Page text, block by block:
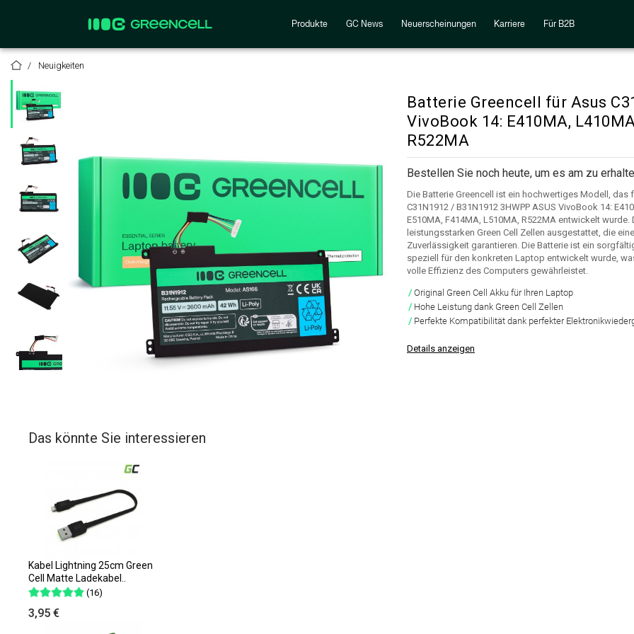
Produkte GC News Neuerscheinungen Karriere Für B2B
Neuigkeiten
Batterie Greencell für Asus
VivoBook 14: E410MA,
R522MA
Bestellen Sie noch heute, um es am zu
Die Batterie Greencell ist ein hochwertiges Modell, das
C31N1912 / B31N1912 3HWPP ASUS VivoBook 14:
E510MA, F414MA, L510MA, R522MA entwickelt
leistungsstarken Green Cell Zellen ausgestattet, die
Zuverlässigkeit garantieren. Die Batterie ist ein
speziell für den konkreten Laptop entwickelt wurde,
volle Effizienz des Computers gewährleistet.
Original Green Cell Akku für Ihren Laptop
Hohe Leistung dank Green Cell Zellen
Perfekte Kompatibilität dank perfekter
Details anzeigen
Das könnte Sie interessieren
Kabel Lightning 25cm Green
Cell Matte Ladekabel..
(16)
3,95 €